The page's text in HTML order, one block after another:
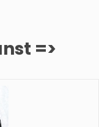
=>